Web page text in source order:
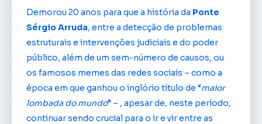
Demorou 20 anos para que a história da Ponte
Sérgio Arruda, entre a detecção de problemas
estruturais e intervenções judiciais e do poder
público, além de um sem-número de causos, ou
os famosos memes das redes sociais – como a
época em que ganhou o inglório título de “maior
lombada do mundo” – , apesar de, neste período,
continuar sendo crucial para o ir e vir entre as